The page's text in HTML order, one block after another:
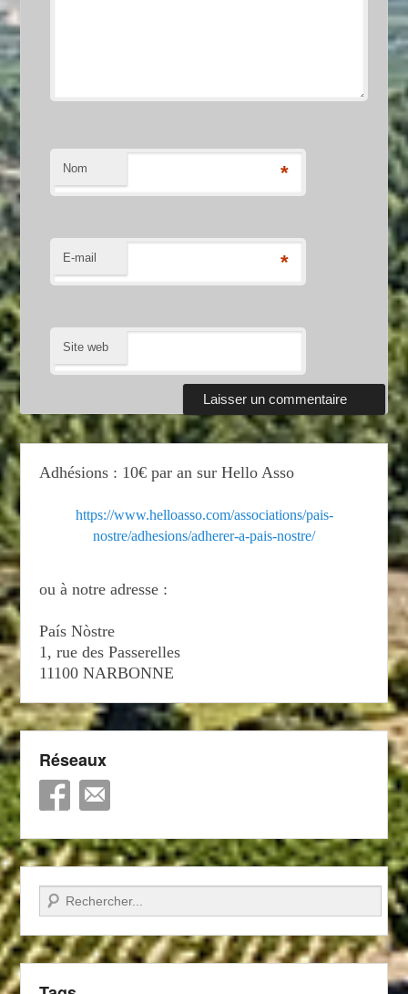
Nom *
E-mail *
Site web
Adhésions : 10€ par an sur Hello Asso
https://www.helloasso.com/associations/pais-
nostre/adhesions/adherer-a-pais-nostre/
ou à notre adresse :
País Nòstre
1, rue des Passerelles
11100 NARBONNE
Réseaux
Recherche